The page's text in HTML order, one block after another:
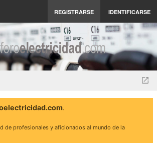
REGISTRARSE IDENTIFICARSE
.
de profesionales y aficionados al mundo de la